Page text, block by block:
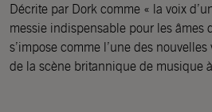
Décrite par Dork comme « la voix
messie indispensable pour les âmes
s’impose comme l’une des
de la scène britannique de musique